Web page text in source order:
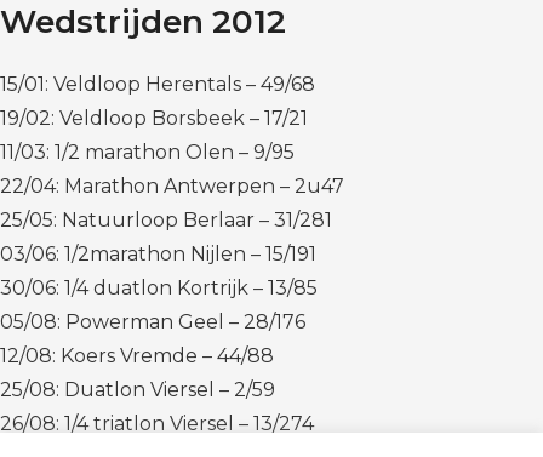
Wedstrijden 2012
15/01: Veldloop Herentals – 49/68
19/02: Veldloop Borsbeek – 17/21
11/03: 1/2 marathon Olen – 9/95
22/04: Marathon Antwerpen – 2u47
25/05: Natuurloop Berlaar – 31/281
03/06: 1/2marathon Nijlen – 15/191
30/06: 1/4 duatlon Kortrijk – 13/85
05/08: Powerman Geel – 28/176
12/08: Koers Vremde – 44/88
25/08: Duatlon Viersel – 2/59
26/08: 1/4 triatlon Viersel – 13/274